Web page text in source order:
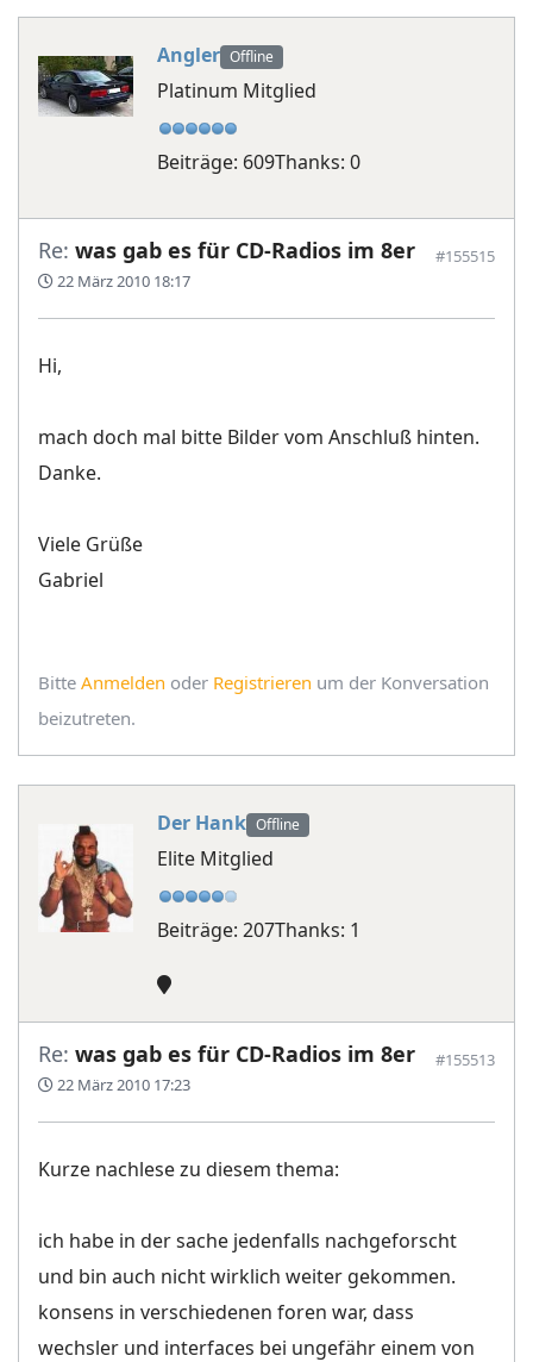
Angler Offline
Platinum Mitglied
Beiträge: 609Thanks: 0
Re: was gab es für CD-Radios im 8er
22 März 2010 18:17
#155515
Hi,
mach doch mal bitte Bilder vom Anschluß hinten.
Danke.
Viele Grüße
Gabriel
Bitte Anmelden oder Registrieren um der Konversation
beizutreten.
Der Hank Offline
Elite Mitglied
Beiträge: 207Thanks: 1
Re: was gab es für CD-Radios im 8er
22 März 2010 17:23
#155513
Kurze nachlese zu diesem thema:
ich habe in der sache jedenfalls nachgeforscht
und bin auch nicht wirklich weiter gekommen.
konsens in verschiedenen foren war, dass
wechsler und interfaces bei ungefähr einem von